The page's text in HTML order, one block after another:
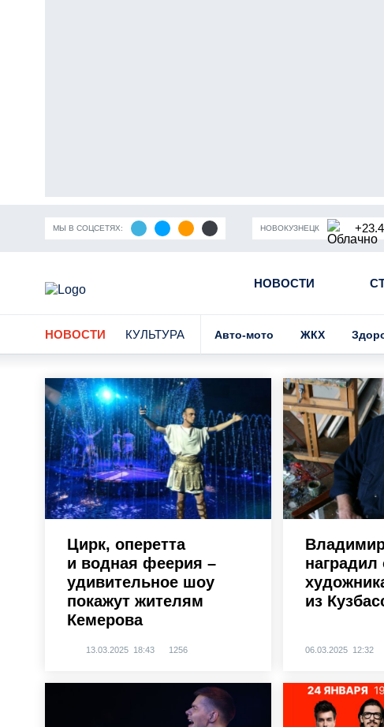
МЫ В СОЦСЕТЯХ: НОВОКУЗНЕЦК
НОВОСТИ
Кузбасса Пандемия коронавирусной инфекции
НОВОСТИ КУЛЬТУРА Авто-мото ЖКХ
Цирк, оперетта
и водная феерия –
удивительное шоу
покажут жителям
Кемерова
13.03.2025 18:43 1256
из
06.03.2025 12:32